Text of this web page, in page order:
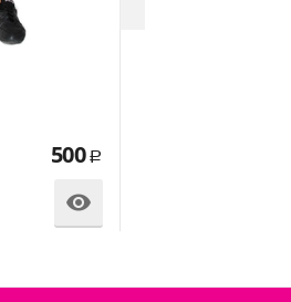
500 Р
